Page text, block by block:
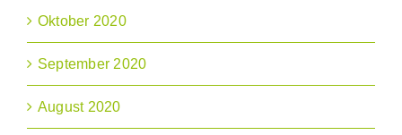
Oktober 2020
September 2020
August 2020